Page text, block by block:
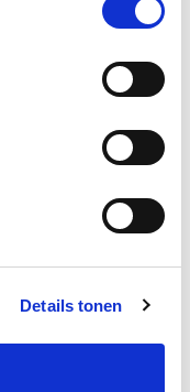
Details tonen